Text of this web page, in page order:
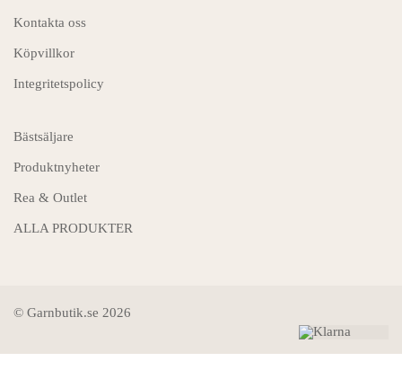
Kontakta oss
Köpvillkor
Integritetspolicy
Bästsäljare
Produktnyheter
Rea & Outlet
ALLA PRODUKTER
© Garnbutik.se 2026